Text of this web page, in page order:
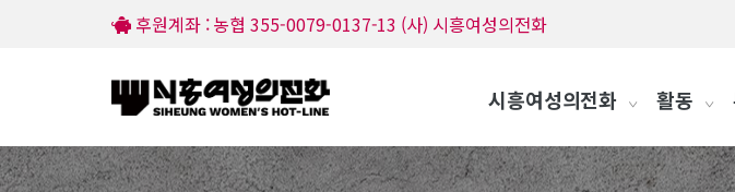
후원계좌 : 농협 355-0079-0137-13 (사) 시흥여성의전화
시흥여성의전화 활동